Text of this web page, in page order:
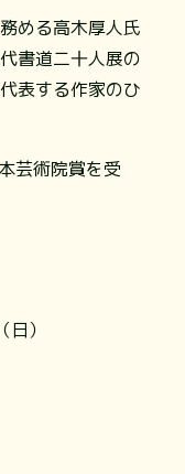
める高木厚人氏
書道二十人展の
表する作家のひ
芸術院賞を受
）